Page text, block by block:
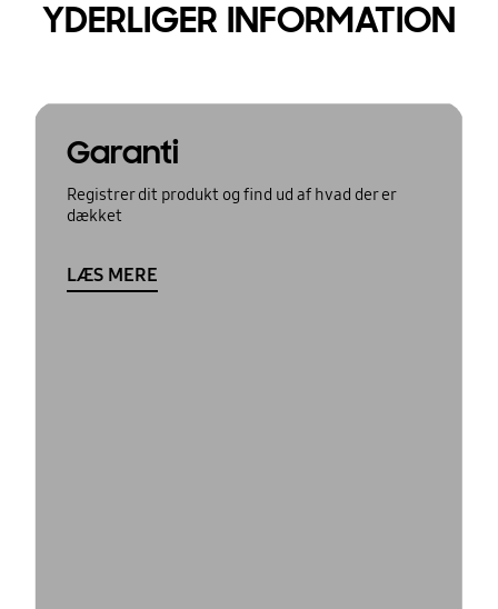
YDERLIGER INFORMATION
Garanti
Registrer dit produkt og find ud af hvad der er
dækket
LÆS MERE